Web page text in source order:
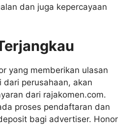
dan juga kepercayaan
yang memberikan ulasan
dari perusahaan, akan
dari rajakomen.com.
proses pendaftaran dan
bagi advertiser. Honor